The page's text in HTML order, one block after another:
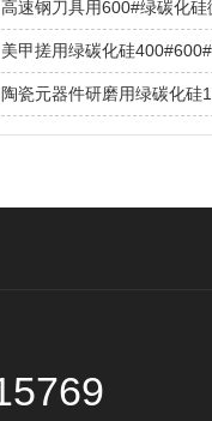
高速钢刀具用600#绿碳化硅
美甲搓用绿碳化硅
陶瓷元器件研磨用绿碳化硅